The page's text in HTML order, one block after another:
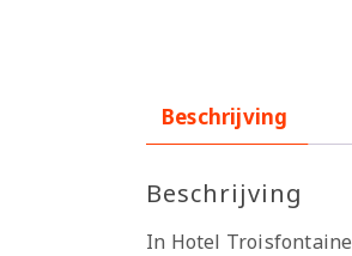
Beschrijving
Beschrijving
In Hotel